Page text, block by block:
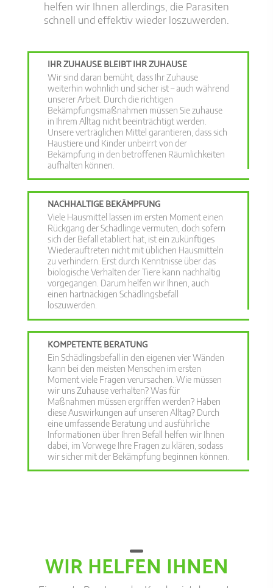
helfen wir Ihnen allerdings, die Parasiten
schnell und effektiv wieder loszuwerden.
IHR ZUHAUSE BLEIBT IHR ZUHAUSE
Wir sind daran bemüht, dass Ihr Zuhause
weiterhin wohnlich und sicher ist – auch während
unserer Arbeit. Durch die richtigen
Bekämpfungsmaßnahmen müssen Sie zuhause
in Ihrem Alltag nicht beeinträchtigt werden.
Unsere verträglichen Mittel garantieren, dass sich
Haustiere und Kinder unbeirrt von der
Bekämpfung in den betroffenen Räumlichkeiten
aufhalten können.
NACHHALTIGE BEKÄMPFUNG
Viele Hausmittel lassen im ersten Moment einen
Rückgang der Schädlinge vermuten, doch sofern
sich der Befall etabliert hat, ist ein zukünftiges
Wiederauftreten nicht mit üblichen Hausmitteln
zu verhindern. Erst durch Kenntnisse über das
biologische Verhalten der Tiere kann nachhaltig
vorgegangen. Darum helfen wir Ihnen, auch
einen hartnäckigen Schädlingsbefall
loszuwerden.
KOMPETENTE BERATUNG
Ein Schädlingsbefall in den eigenen vier Wänden
kann bei den meisten Menschen im ersten
Moment viele Fragen verursachen. Wie müssen
wir uns Zuhause verhalten? Was für
Maßnahmen müssen ergriffen werden? Haben
diese Auswirkungen auf unseren Alltag? Durch
eine umfassende Beratung und ausführliche
Informationen über Ihren Befall helfen wir Ihnen
dabei, im Vorwege Ihre Fragen zu klären, sodass
wir sicher mit der Bekämpfung beginnen können.
WIR HELFEN IHNEN